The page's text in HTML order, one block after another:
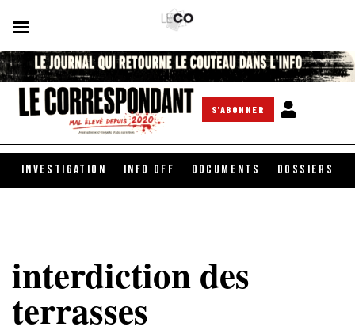
S'ABONNER
INVESTIGATION INFO OFF DOCUMENTS DOSSIERS
interdiction des
terrasses